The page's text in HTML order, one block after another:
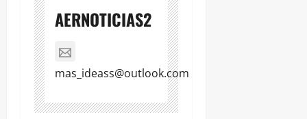
AERNOTICIAS2
mas_ideass@outlook.com